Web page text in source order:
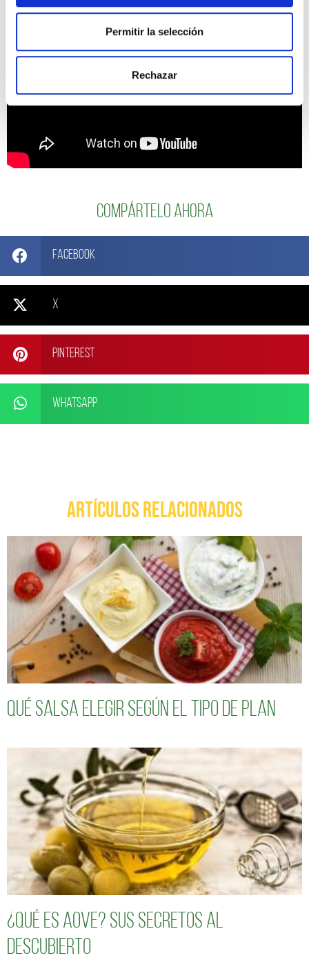
Permitir la selección
Rechazar
Compártelo ahora
Facebook
X
Pinterest
WhatsApp
ARTÍCULOS RELACIONADOS
Qué salsa elegir según el tipo de plan
¿Qué es AOVE? Sus secretos al
descubierto